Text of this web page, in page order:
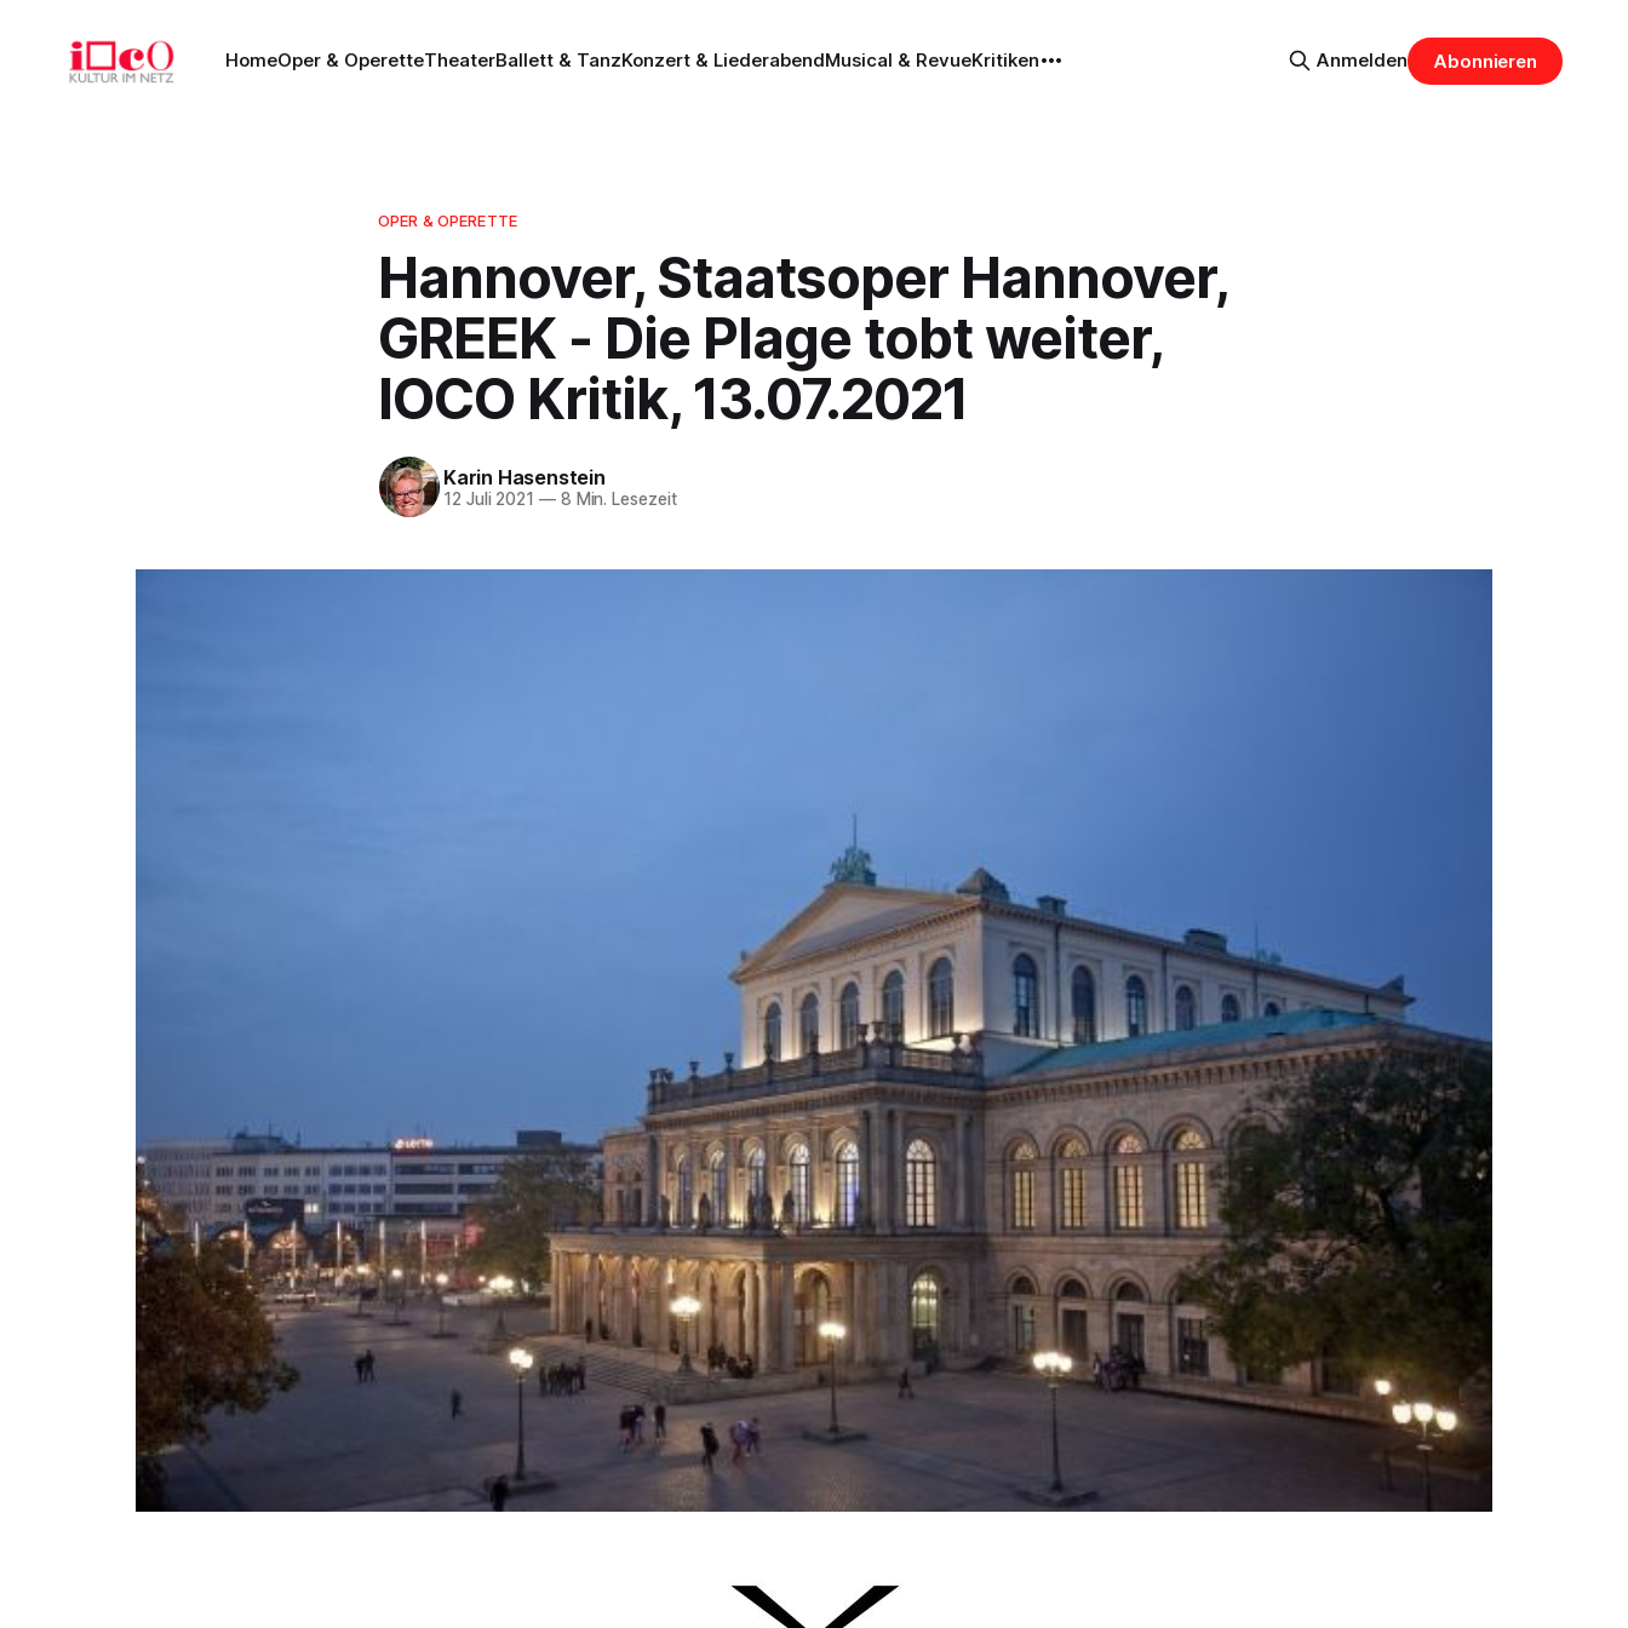
HomeOper & OperetteTheaterBallett & TanzKonzert & LiederabendMusical & RevueKritiken Anmelden Abonnieren
OPER & OPERETTE
Hannover, Staatsoper Hannover,
GREEK - Die Plage tobt weiter,
IOCO Kritik, 13.07.2021
Karin Hasenstein
12 Juli 2021 —8 Min. Lesezeit